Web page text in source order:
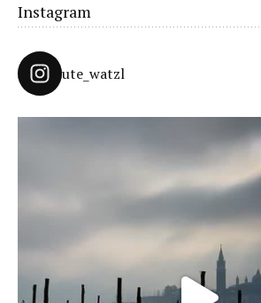
Instagram
ute_watzl